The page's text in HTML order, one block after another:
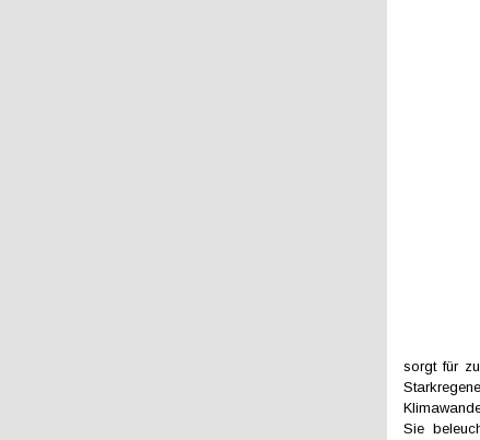
sorgt für
Sie